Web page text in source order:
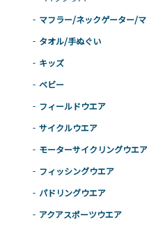
マフラー/ネックゲーター/
タオル/手ぬぐい
キッズ
ベビー
フィールドウエア
サイクルウエア
モーターサイクリングウエア
フィッシングウエア
パドリングウエア
アクアスポーツウエア